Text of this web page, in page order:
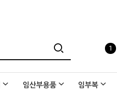
1
임산부용품 임부복